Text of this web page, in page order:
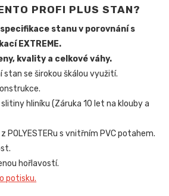
PROFI PLUS STAN?
specifikace stanu v porovnání s
EXTREME.
kvality a celkové váhy.
stan se širokou škálou využití.
slitiny hliníku (Záruka 10 let na klouby a
POLYESTERu s vnitřním PVC potahem.
hořlavostí.
potisku.